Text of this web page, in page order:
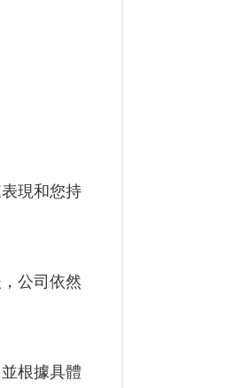
現和您持
公司依然
根據具體